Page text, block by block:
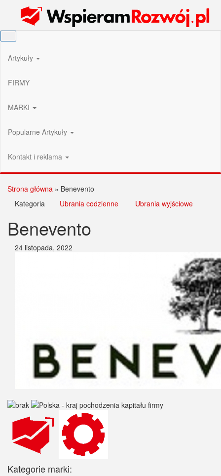
Wspieram Rozwój PL
Artykuły
FIRMY
MARKI
Popularne Artykuły
Kontakt i reklama
Strona główna » Benevento
Kategoria
Ubrania codzienne Ubrania wyjściowe
Benevento
24 listopada, 2022
Kategorie marki: